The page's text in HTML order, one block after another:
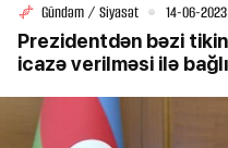
Gündəm / Siyasət 14-06-
Prezidentdən bəzi
icazə verilməsi ilə